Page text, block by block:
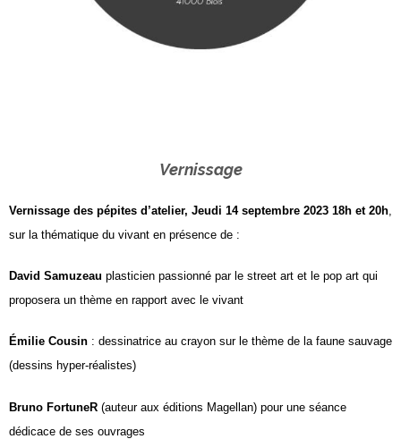
Vernissage
Vernissage des pépites d’atelier, Jeudi 14 septembre 2023 18h et 20h
sur la thématique du vivant en présence de :
David Samuzeau plasticien passionné par le street art et le pop art qui
proposera un thème en rapport avec le vivant
Émilie Cousin : dessinatrice au crayon sur le thème de la faune sauvage
(dessins hyper-réalistes)
Bruno FortuneR (auteur aux éditions Magellan) pour une séance
dédicace de ses ouvrages